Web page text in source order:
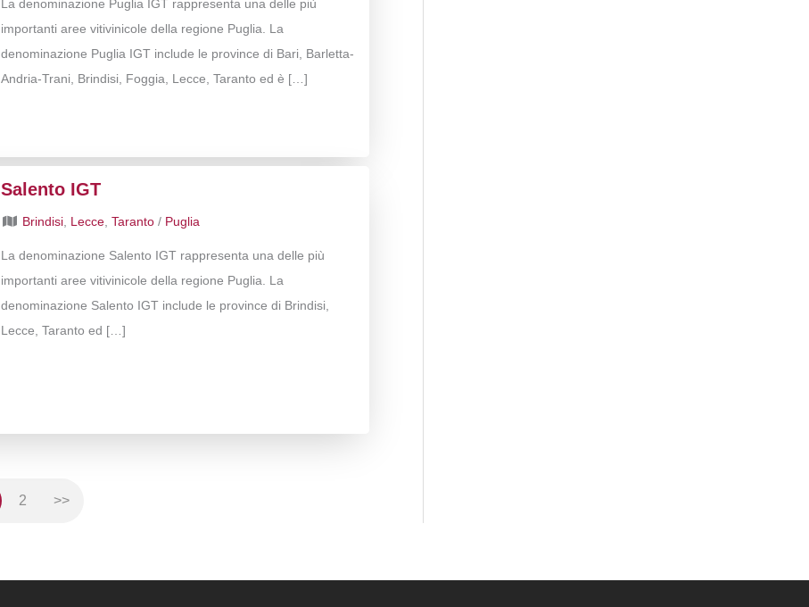
La denominazione Puglia IGT rappresenta una delle più
importanti aree vitivinicole della regione Puglia. La
denominazione Puglia IGT include le province di Bari, Barletta-
Andria-Trani, Brindisi, Foggia, Lecce, Taranto ed è […]
Salento IGT
Brindisi Lecce ,Taranto / Puglia
La denominazione Salento IGT rappresenta una delle più
importanti aree vitivinicole della regione Puglia. La
denominazione Salento IGT include le province di Brindisi,
Lecce, Taranto ed […]
2 >>